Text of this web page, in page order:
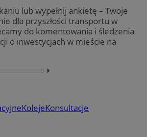
lub wypełnij ankietę – Twoje
dla przyszłości transportu w
do komentowania i śledzenia
o inwestycjach w mieście na
⏵︎
KolejeKonsultacje